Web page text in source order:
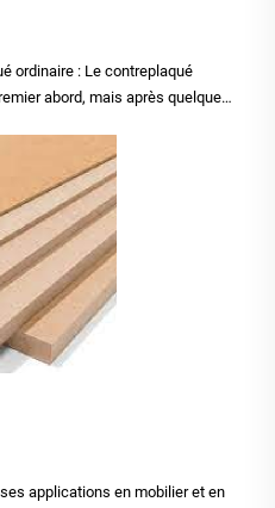
ordinaire : Le contreplaqué
abord, mais après quelques
et les produits nettoyants
Pour les armoires haut de
applications en mobilier et en